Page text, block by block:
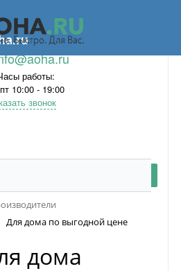
работы:
10:00 - 19:00
звонок
Для дома по выгодной цене
дома